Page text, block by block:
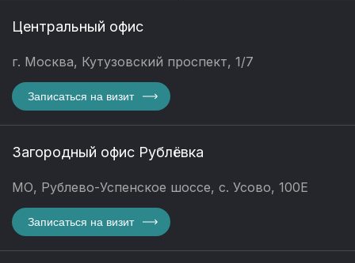
Центральный офис
г. Москва, Кутузовский проспект, 1/7
Записаться на визит
Загородный офис Рублёвка
МО, Рублево-Успенское шоссе, с. Усово, 100Е
Записаться на визит